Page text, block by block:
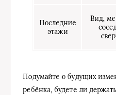
Последние
этажи
Вид,
Подумайте о будущих
ребёнка, будете ли